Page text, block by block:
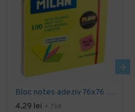
Bloc notes adeziv 76x76 4 culori asortate fluo milan
4,29 lei + TVA